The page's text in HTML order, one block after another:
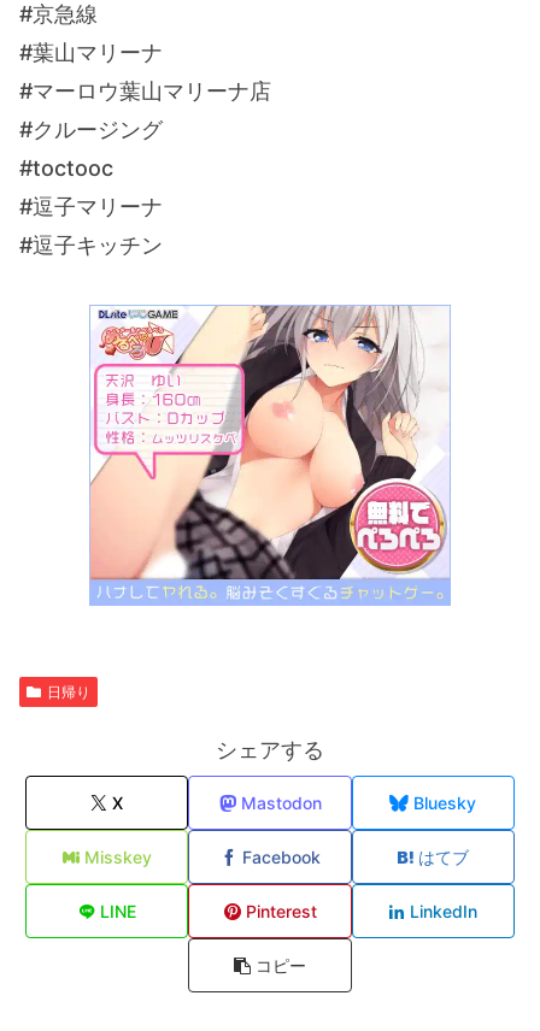
#京急線
#葉山マリーナ
#マーロウ葉山マリーナ店
#クルージング
#toctooc
#逗子マリーナ
#逗子キッチン
日帰り
シェアする
X Mastodon Bluesky
Misskey Facebook はてブ
LINE Pinterest LinkedIn
コピー